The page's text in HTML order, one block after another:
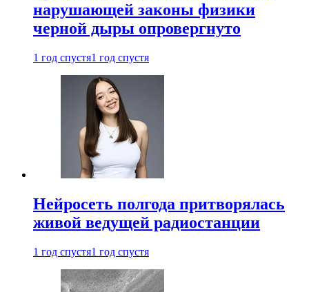
нарушающей законы физики
черной дыры опровергнуто
1 год спустя1 год спустя
Нейросеть полгода притворялась
живой ведущей радиостанции
1 год спустя1 год спустя